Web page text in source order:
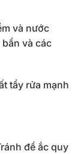
và nước
và các
tẩy rửa mạnh
để ắc quy